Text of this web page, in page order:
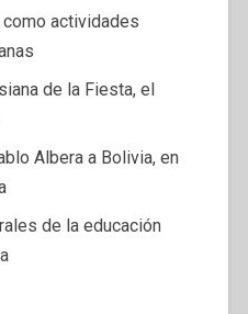
como actividades
de la Fiesta, el
Albera a Bolivia, en
de la educación